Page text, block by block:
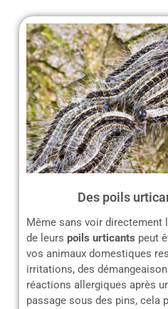
Des poils
Même sans voir directement
de leurs poils urticants peut
vos animaux domestiques
irritations, des
réactions allergiques après
passage sous des pins, cela